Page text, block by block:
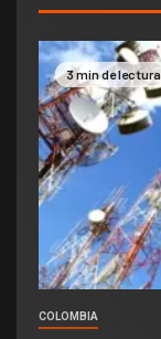
3 min de lectura
COLOMBIA